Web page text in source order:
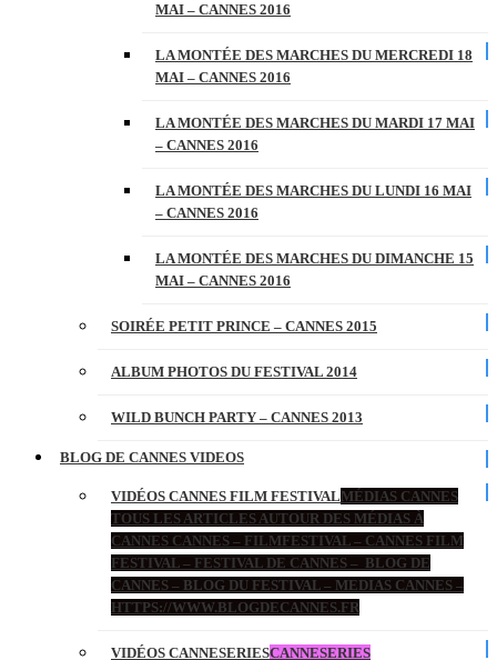
MAI – CANNES 2016
LA MONTÉE DES MARCHES DU MERCREDI 18
MAI – CANNES 2016
LA MONTÉE DES MARCHES DU MARDI 17 MAI
– CANNES 2016
LA MONTÉE DES MARCHES DU LUNDI 16 MAI
– CANNES 2016
LA MONTÉE DES MARCHES DU DIMANCHE 15
MAI – CANNES 2016
SOIRÉE PETIT PRINCE – CANNES 2015
ALBUM PHOTOS DU FESTIVAL 2014
WILD BUNCH PARTY – CANNES 2013
BLOG DE CANNES VIDEOS
VIDÉOS CANNES FILM FESTIVALMÉDIAS CANNES
TOUS LES ARTICLES AUTOUR DES MÉDIAS À
CANNES CANNES – FILMFESTIVAL – CANNES FILM
FESTIVAL – FESTIVAL DE CANNES – BLOG DE
CANNES – BLOG DU FESTIVAL – MEDIAS CANNES –
HTTPS://WWW.BLOGDECANNES.FR
VIDÉOS CANNESERIESCANNESERIES